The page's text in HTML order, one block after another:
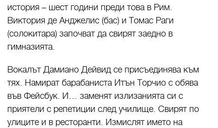
история – шест години преди това в Рим.
Виктория де Анджелис (бас) и Томас Раги
(солокитара) започват да свирят заедно в
гимназията.
Вокалът Дамиано Дейвид се присъединява към
тях. Намират барабаниста Итън Торчио с обява
във Фейсбук. И… заменят излизанията си с
приятели с репетиции след училище. Свирят по
улиците и в ресторанти. Измислят името на